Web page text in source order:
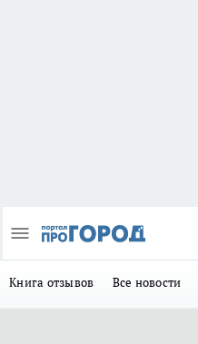
Книга отзывов Все новости